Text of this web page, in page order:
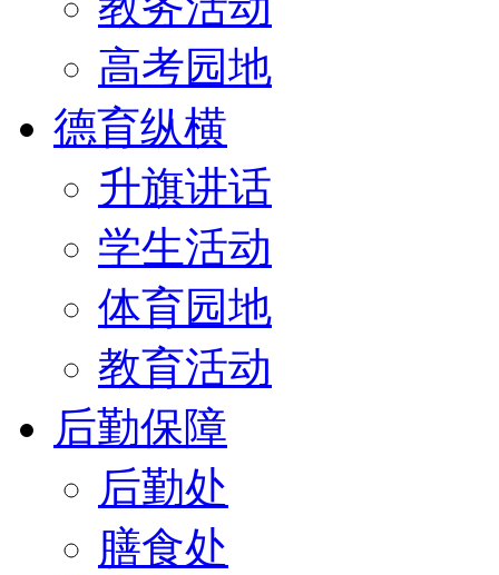
高考园地
德育纵横
升旗讲话
学生活动
体育园地
教育活动
后勤保障
后勤处
膳食处